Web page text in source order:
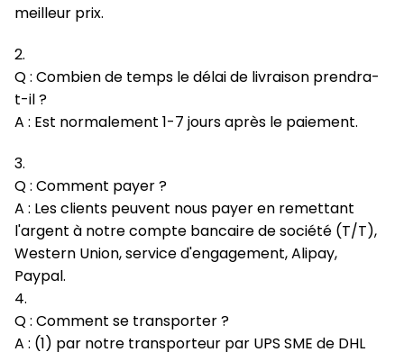
meilleur prix.
2.
Q : Combien de temps le délai de livraison prendra-
t-il ?
A : Est normalement 1-7 jours après le paiement.
3.
Q : Comment payer ?
A : Les clients peuvent nous payer en remettant
l'argent à notre compte bancaire de société (T/T),
Western Union, service d'engagement, Alipay,
Paypal.
4.
Q : Comment se transporter ?
A : (1) par notre transporteur par UPS SME de DHL